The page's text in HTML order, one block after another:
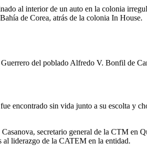
al interior de un auto en la colonia
de Corea, atrás de la colonia In House.
del poblado Alfredo V. Bonfil de
encontrado sin vida junto a su escolta y
secretario general de la CTM en
al liderazgo de la CATEM en la entidad.